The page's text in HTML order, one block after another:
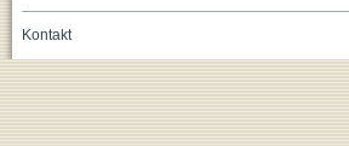
Kontakt